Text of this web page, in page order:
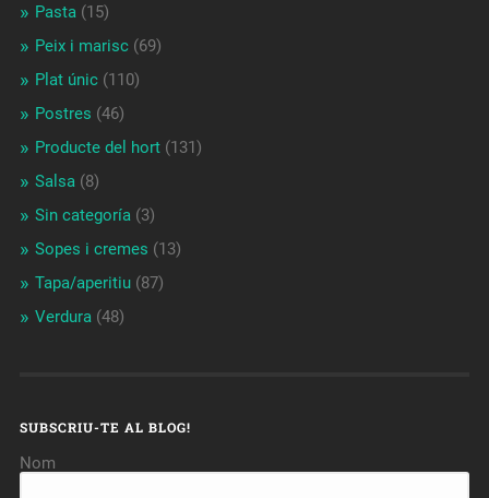
Pasta(15)
Peix i marisc(69)
Plat únic(110)
Postres (46)
Producte del hort(131)
Salsa(8)
Sin categoría(3)
Sopes i cremes (13)
Tapa/aperitiu(87)
Verdura(48)
SUBSCRIU-TE AL BLOG!
Nom